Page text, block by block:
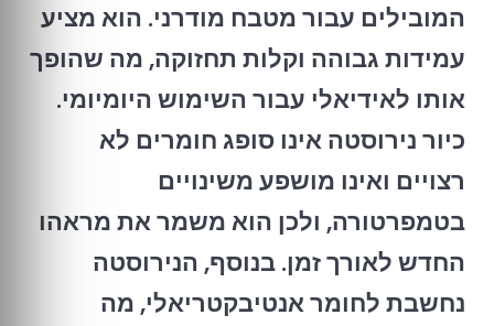
המובילים עבור מטבח מודרני. הוא מציע
עמידות גבוהה וקלות תחזוקה, מה שהופך
אותו לאידיאלי עבור השימוש היומיומי.
כיור נירוסטה אינו סופג חומרים לא
רצויים ואינו מושפע משינויים
בטמפרטורה, ולכן הוא משמר את מראהו
החדש לאורך זמן. בנוסף, הנירוסטה
נחשבת לחומר אנטיבקטריאלי, מה